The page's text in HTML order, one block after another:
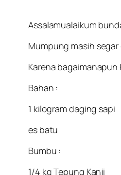
Assalamualaikum
Mumpung masih
Karena
Bahan :
1 kilogram daging sapi
es batu
Bumbu :
1/4 kg Tepung Kanji